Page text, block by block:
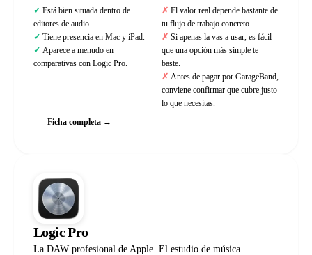
Está bien situada dentro de
editores de audio.
Tiene presencia en Mac y iPad.
Aparece a menudo en
comparativas con Logic Pro.
El valor real depende bastante de
tu flujo de trabajo concreto.
Si apenas la vas a usar, es fácil
que una opción más simple te
baste.
Antes de pagar por GarageBand,
conviene confirmar que cubre justo
lo que necesitas.
Ficha completa →
Logic Pro
La DAW profesional de Apple. El estudio de música